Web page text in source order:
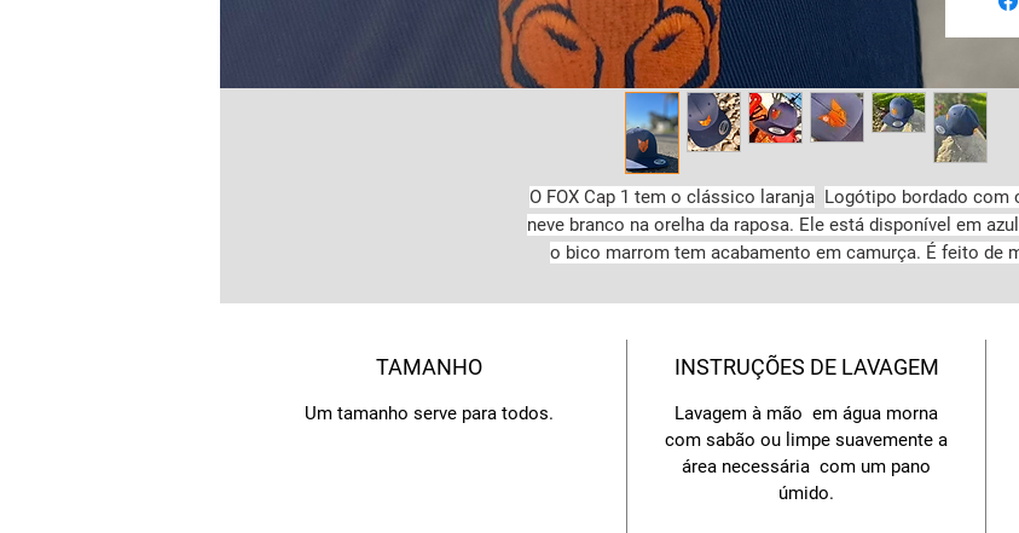
O FOX Cap 1 tem o clássico laranja Logótipo bordado com
neve branco na orelha da raposa. Ele está disponível em
o bico marrom tem acabamento em camurça. É feito de
tampa de encaixe de plástico na parte traseira.
Este produto não faz parte da nossa gama
TAMANHO
Um tamanho serve para todos.
INSTRUÇÕES DE LAVAGEM
Lavagem à mão em água morna
com sabão ou limpe suavemente a
área necessária com um pano
úmido.